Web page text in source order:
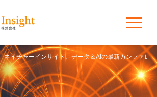
ネイチャーインサイト、データ＆AIの最新カンファレ